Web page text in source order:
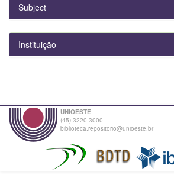
Subject
Instituição
UNIOESTE
(45) 3220-3000
biblioteca.repositorio@unioeste.br